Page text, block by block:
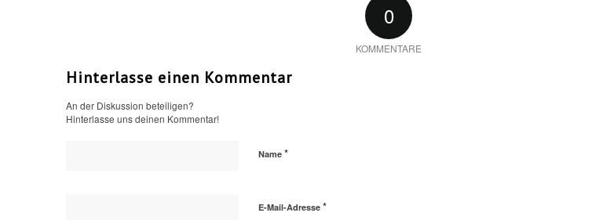
0
KOMMENTARE
Hinterlasse einen Kommentar
An der Diskussion beteiligen?
Hinterlasse uns deinen Kommentar!
Name *
E-Mail-Adresse *